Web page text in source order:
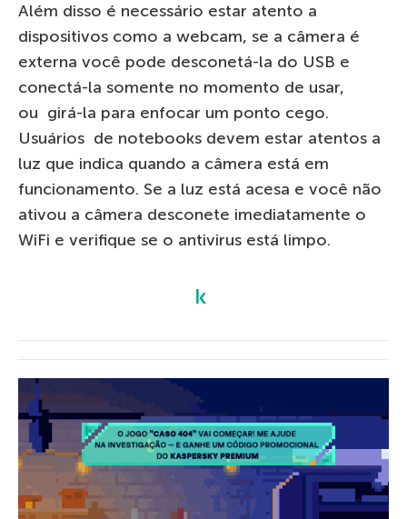
Além disso é necessário estar atento a
dispositivos como a webcam, se a câmera é
externa você pode desconetá-la do USB e
conectá-la somente no momento de usar,
ou girá-la para enfocar um ponto cego.
Usuários de notebooks devem estar atentos a
luz que indica quando a câmera está em
funcionamento. Se a luz está acesa e você não
ativou a câmera desconete imediatamente o
WiFi e verifique se o antivirus está limpo.